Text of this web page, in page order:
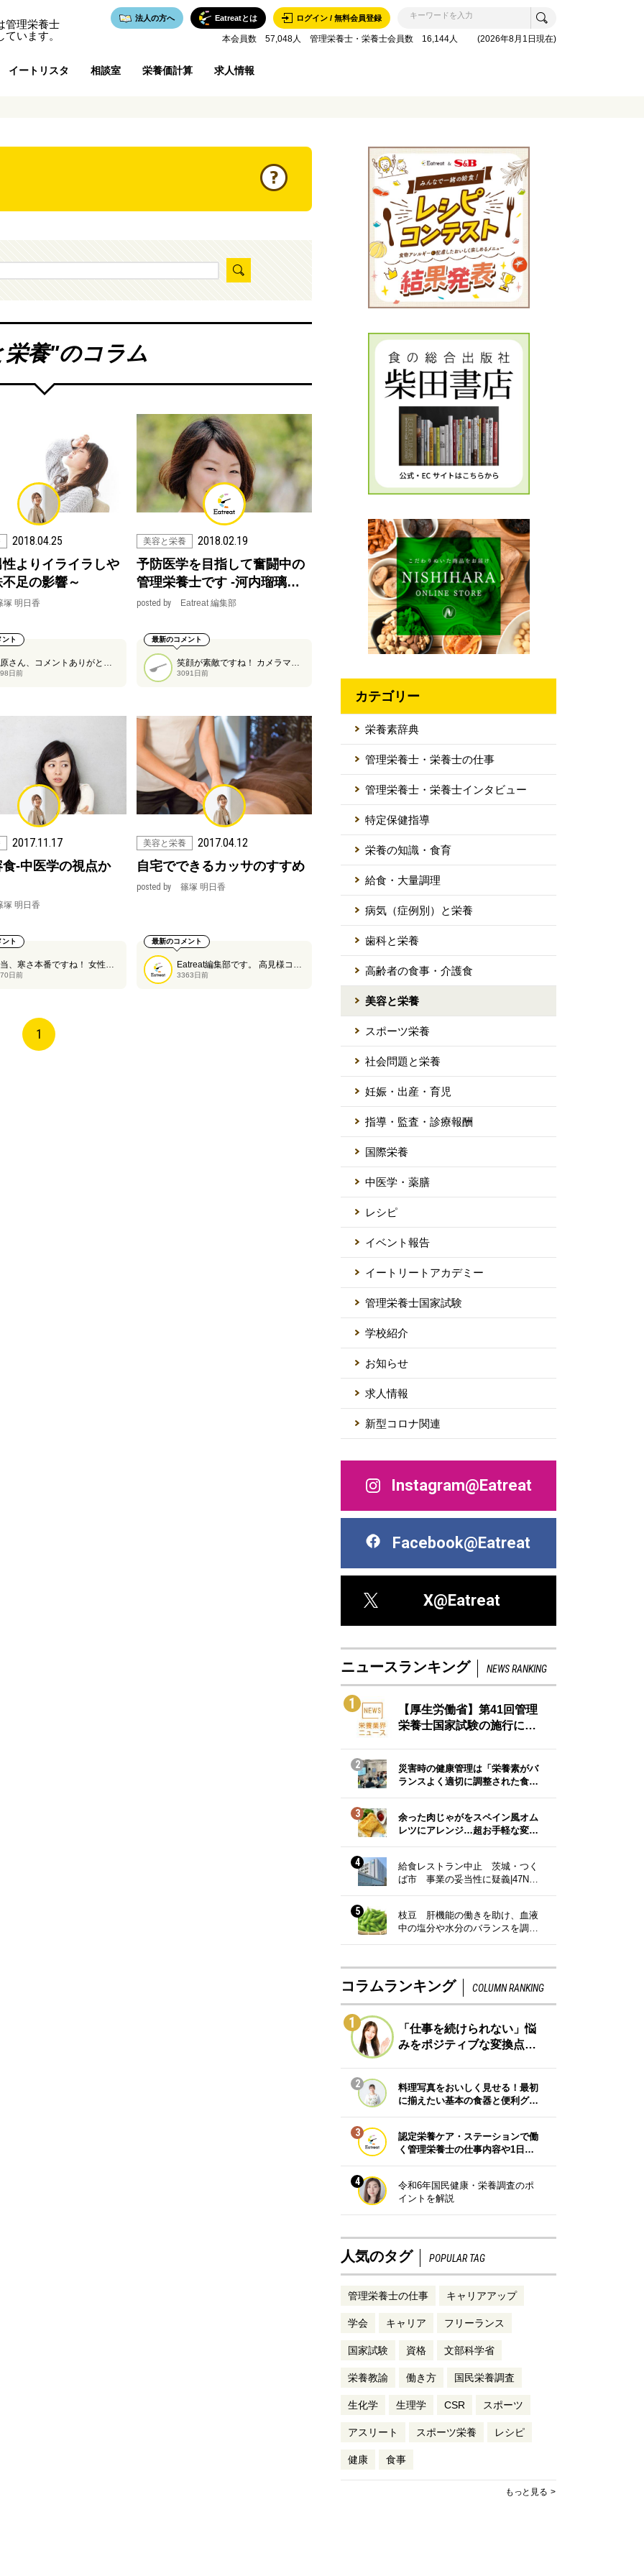
管理栄養士
います。
ログイン / 無料会員登録
Eatreatとは
法人の方へ
本会員数 57,048人 管理栄養士・栄養士会員数 16,144人 (2026年8月1日現在)
イートリスタ 相談室 栄養価計算 求人情報
養"のコラム
2018.04.25
よりイライラしや
足の影響～
塚 明日香
ト
菅原さん、コメントありがとうございます！ サプリメントに限らずですが、これからはますます消費者が選ぶ力をつける必要がありますよね。
日前
美容と栄養 2018.02.19
予防医学を目指して奮闘中の
管理栄養士です -河内瑠璃…
posted by Eatreat 編集部
最新のコメント
笑顔が素敵ですね！ カメラマンのポーズがかっこいいです。
3091日前
2017.11.17
-中医学の視点か
塚 明日香
ト
本当、寒さ本番ですね！ 女性にとって鉄対策は重要ですよね。 しかしミネラルはビタミンとは違って、量を摂ればいいという単純なものではないのが難しいと感じます。
日前
美容と栄養 2017.04.12
自宅でできるカッサのすすめ
posted by 篠塚 明日香
最新のコメント
Eatreat編集部です。 高見様コメントありがとうございます。ぜひぜひ5分だけでも。編集部の面々も挑戦してみたのですが、カッサを使うととても楽です。
3363日前
1
カテゴリー
栄養素辞典
管理栄養士・栄養士の仕事
管理栄養士・栄養士インタビュー
特定保健指導
栄養の知識・食育
給食・大量調理
病気（症例別）と栄養
歯科と栄養
高齢者の食事・介護食
美容と栄養
スポーツ栄養
社会問題と栄養
妊娠・出産・育児
指導・監査・診療報酬
国際栄養
中医学・薬膳
レシピ
イベント報告
イートリートアカデミー
管理栄養士国家試験
学校紹介
お知らせ
求人情報
新型コロナ関連
Instagram@Eatreat
Facebook@Eatreat
X@Eatreat
ニュースランキング NEWS RANKING
1
【厚生労働省】第41回管理
栄養士国家試験の施行に…
2
災害時の健康管理は「栄養素がバ
ランスよく適切に調整された食…
3
余った肉じゃがをスペイン風オム
レツにアレンジ…超お手軽な変…
4
給食レストラン中止 茨城・つく
ば市 事業の妥当性に疑義|47N…
5
枝豆 肝機能の働きを助け、血液
中の塩分や水分のバランスを調…
コラムランキング COLUMN RANKING
1
「仕事を続けられない」悩
みをポジティブな変換点…
2
料理写真をおいしく見せる！最初
に揃えたい基本の食器と便利グ…
3
認定栄養ケア・ステーションで働
く管理栄養士の仕事内容や1日…
4
令和6年国民健康・栄養調査のポ
イントを解説
人気のタグ POPULAR TAG
管理栄養士の仕事 キャリアアップ
学会 キャリア フリーランス
国家試験 資格 文部科学省
栄養教諭 働き方 国民栄養調査
生化学 生理学 CSR スポーツ
アスリート スポーツ栄養 レシピ
健康 食事
もっと見る